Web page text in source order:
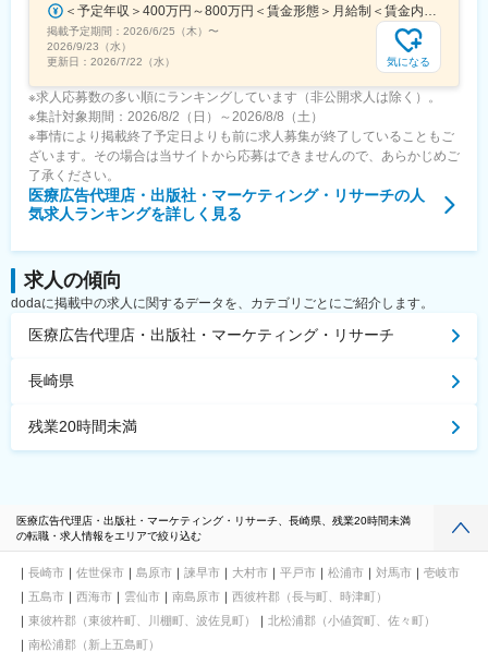
＜予定年収＞400万円～800万円＜賃金形態＞月給制＜賃金内訳＞月額（基本給）：241,565円～483,130円固定残業手当/月：91,768円～183,536円（固定残業時間45時間0分/月）超過した時間外労働の残業手当は追加支給＜月給＞333,333円～666,666円（一律手当を含む）＜昇給有無＞有＜残業手当＞有＜給与補足＞※実績やご経験、スキルを考慮し、当社規定に基づいて決定します。賃金はあくまでも目安の金額であり、選考を通じて上下する可能性があります。月給(月額)は固定手当を含めた表記です。
掲載予定期間： 2026/6/25（木） 〜
2026/9/23（水）
更新日： 2026/7/22（水） 気になる
※求人応募数の多い順にランキングしています（非公開求人は除く）。
※集計対象期間：2026/8/2（日）～2026/8/8（土）
※事情により掲載終了予定日よりも前に求人募集が終了していることもご
ざいます。その場合は当サイトから応募はできませんので、あらかじめご
了承ください。
医療広告代理店・出版社・マーケティング・リサーチの人
気求人ランキングを詳しく見る
求人の傾向
dodaに掲載中の求人に関するデータを、カテゴリごとにご紹介します。
医療広告代理店・出版社・マーケティング・リサーチ
長崎県
残業20時間未満
医療広告代理店・出版社・マーケティング・リサーチ、長崎県、残業20時間未満
の転職・求人情報をエリアで絞り込む
長崎市 佐世保市 島原市 諫早市 大村市 平戸市 松浦市 対馬市
壱岐市
五島市
西海市 雲仙市 南島原市
西彼杵郡（長与町、時津町）
東彼杵郡（東彼杵町、川棚町、波佐見町）
北松浦郡（小値賀町、佐々町）
南松浦郡（新上五島町）